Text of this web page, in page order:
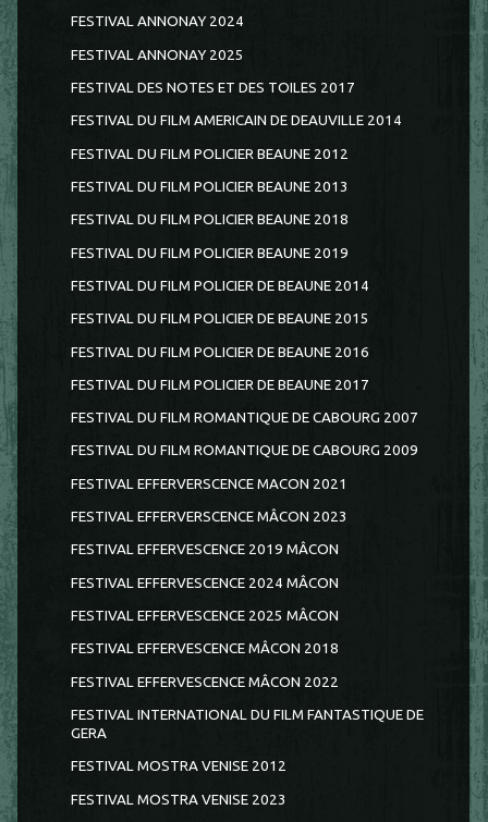
FESTIVAL ANNONAY 2024
FESTIVAL ANNONAY 2025
FESTIVAL DES NOTES ET DES TOILES 2017
FESTIVAL DU FILM AMERICAIN DE DEAUVILLE 2014
FESTIVAL DU FILM POLICIER BEAUNE 2012
FESTIVAL DU FILM POLICIER BEAUNE 2013
FESTIVAL DU FILM POLICIER BEAUNE 2018
FESTIVAL DU FILM POLICIER BEAUNE 2019
FESTIVAL DU FILM POLICIER DE BEAUNE 2014
FESTIVAL DU FILM POLICIER DE BEAUNE 2015
FESTIVAL DU FILM POLICIER DE BEAUNE 2016
FESTIVAL DU FILM POLICIER DE BEAUNE 2017
FESTIVAL DU FILM ROMANTIQUE DE CABOURG 2007
FESTIVAL DU FILM ROMANTIQUE DE CABOURG 2009
FESTIVAL EFFERVERSCENCE MACON 2021
FESTIVAL EFFERVERSCENCE MÂCON 2023
FESTIVAL EFFERVESCENCE 2019 MÂCON
FESTIVAL EFFERVESCENCE 2024 MÂCON
FESTIVAL EFFERVESCENCE 2025 MÂCON
FESTIVAL EFFERVESCENCE MÂCON 2018
FESTIVAL EFFERVESCENCE MÂCON 2022
FESTIVAL INTERNATIONAL DU FILM FANTASTIQUE DE
GERA
FESTIVAL MOSTRA VENISE 2012
FESTIVAL MOSTRA VENISE 2023